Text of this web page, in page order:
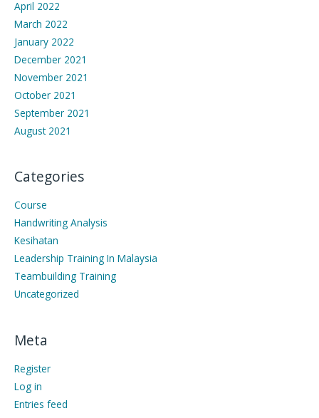
April 2022
March 2022
January 2022
December 2021
November 2021
October 2021
September 2021
August 2021
Categories
Course
Handwriting Analysis
Kesihatan
Leadership Training In Malaysia
Teambuilding Training
Uncategorized
Meta
Register
Log in
Entries feed